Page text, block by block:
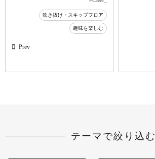
吹き抜け・スキップフロア
趣味を楽しむ
Prev
テーマで絞り込む